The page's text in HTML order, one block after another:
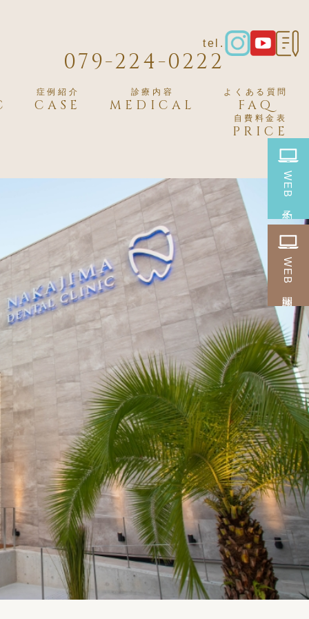
tel.
079-224-0222
症例紹介
CASE
診療内容
MEDICAL
よくある質問
FAQ
自費料金表
PRICE
WEB
WEB